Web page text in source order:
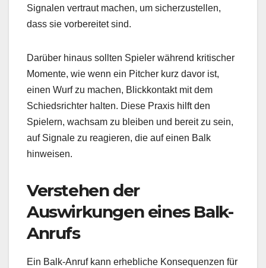
Signalen vertraut machen, um sicherzustellen,
dass sie vorbereitet sind.
Darüber hinaus sollten Spieler während kritischer
Momente, wie wenn ein Pitcher kurz davor ist,
einen Wurf zu machen, Blickkontakt mit dem
Schiedsrichter halten. Diese Praxis hilft den
Spielern, wachsam zu bleiben und bereit zu sein,
auf Signale zu reagieren, die auf einen Balk
hinweisen.
Verstehen der
Auswirkungen eines Balk-
Anrufs
Ein Balk-Anruf kann erhebliche Konsequenzen für